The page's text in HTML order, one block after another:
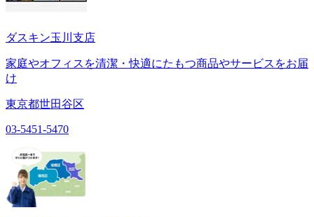
ダスキン玉川支店
家庭やオフィスを清潔・快適にたもつ商品やサービスをお届
け
東京都世田谷区
03-5451-5470